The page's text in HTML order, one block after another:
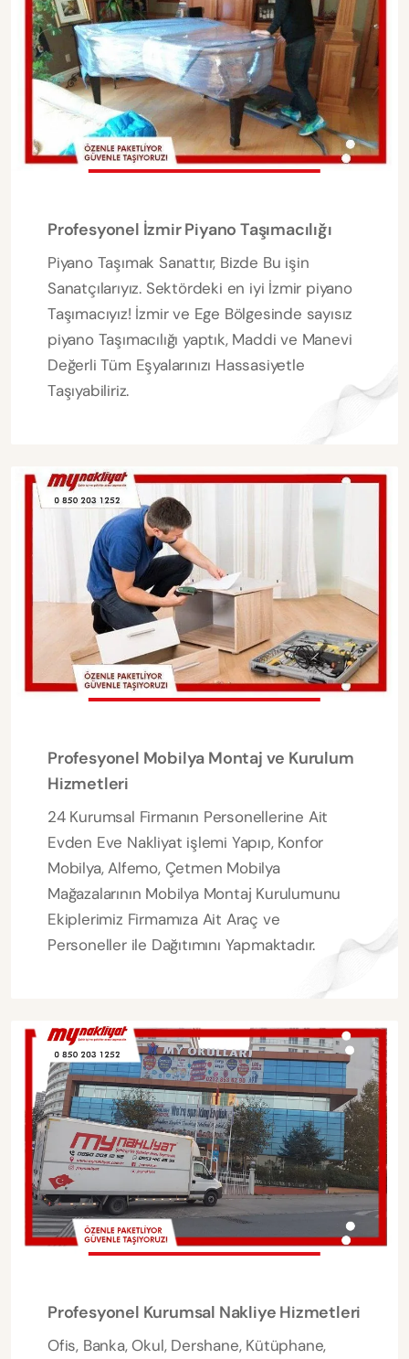
Profesyonel İzmir Piyano Taşımacılığı
Piyano Taşımak Sanattır, Bizde Bu işin
Sanatçılarıyız. Sektördeki en iyi İzmir piyano
Taşımacıyız! İzmir ve Ege Bölgesinde sayısız
piyano Taşımacılığı yaptık, Maddi ve Manevi
Değerli Tüm Eşyalarınızı Hassasiyetle
Taşıyabiliriz.
Profesyonel Mobilya Montaj ve Kurulum
Hizmetleri
24 Kurumsal Firmanın Personellerine Ait
Evden Eve Nakliyat işlemi Yapıp, Konfor
Mobilya, Alfemo, Çetmen Mobilya
Mağazalarının Mobilya Montaj Kurulumunu
Ekiplerimiz Firmamıza Ait Araç ve
Personeller ile Dağıtımını Yapmaktadır.
Profesyonel Kurumsal Nakliye Hizmetleri
Ofis, Banka, Okul, Dershane, Kütüphane,